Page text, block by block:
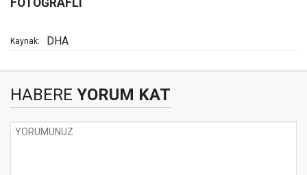
FOTOĞRAFLI
Kaynak: DHA
HABERE YORUM KAT